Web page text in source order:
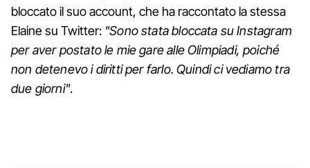
bloccato il suo account, che ha raccontato la stessa
Elaine su Twitter: "Sono stata bloccata su Instagram
per aver postato le mie gare alle Olimpiadi, poiché
non detenevo i diritti per farlo. Quindi ci vediamo tra
due giorni".